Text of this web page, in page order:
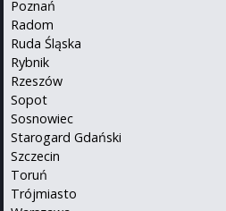
Poznań
Radom
Ruda Śląska
Rybnik
Rzeszów
Sopot
Sosnowiec
Starogard Gdański
Szczecin
Toruń
Trójmiasto